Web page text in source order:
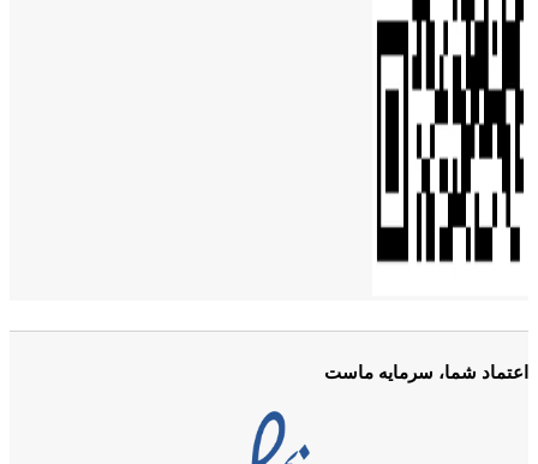
اعتماد شما، سرمایه ماست